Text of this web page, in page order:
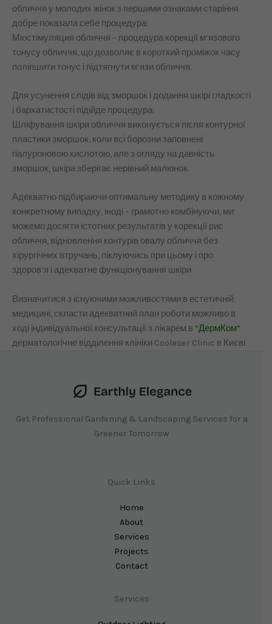
обличчя у молодих жінок з першими ознаками старіння
добре показала себе процедура:
Міостімуляция обличчя – процедура корекції м’язового
тонусу обличчя, що дозволяє в короткий проміжок часу
поліпшити тонус і підтягнути м’язи обличчя.
Для усунення слідів від зморшок і додання шкірі гладкості
і бархатистості підійде процедура:
Шліфування шкіри обличчя виконується після контурної
пластики зморшок, коли всі борозни заповнені
гіалуроновою кислотою, але з огляду на давність
зморшок, шкіра зберігає нерівний малюнок.
Адекватно підбираючи оптимальну методику в кожному
конкретному випадку, іноді – грамотно комбінуючи, ми
можемо досягти істотних результатів у корекції рис
обличчя, відновлення контурів овалу обличчя без
хірургічних втручань, піклуючись при цьому і про
здоров’я і адекватне функціонування шкіри.
Визначитися з існуючими можливостями в естетичній
медицині, скласти адекватний план роботи можливо в
ході індивідуальної консультації з лікарем в “ДермКом”
дерматологічне відділення клініки Coolaser Clinic в Києві
Get Professional Gardening & Landscaping Services for a
Greener Tomorrow
Quick Links
Home
About
Services
Projects
Contact
Services